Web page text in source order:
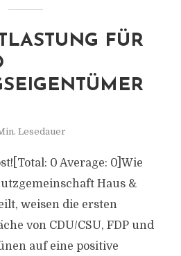
FÜR
Lesedauer
0 Average: 0]Wie
Haus &
weisen die ersten
von CDU/CSU, FDP und
auf eine positive